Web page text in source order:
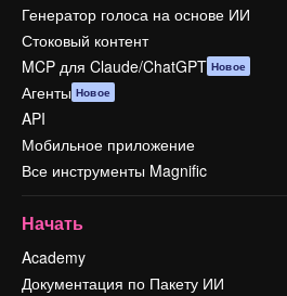
Генератор голоса на основе ИИ
Стоковый контент
MCP для Claude/ChatGPT Новое
Агенты Новое
API
Мобильное приложение
Все инструменты Magnific
Начать
Academy
Документация по Пакету ИИ